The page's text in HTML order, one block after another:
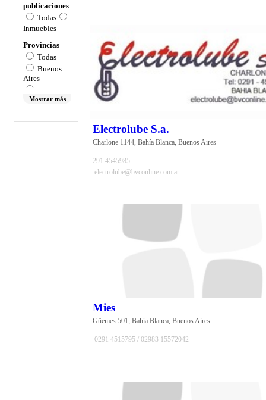
publicaciones
Todas
Inmuebles
Provincias
Todas
Buenos
Aires
Chubut
Río
Córdoba
Mostrar más
Electrolube S.a.
Charlone 1144, Bahía Blanca, Buenos Aires
291 4545985
electrolube@bvconline.com.ar
Mies
Güemes 501, Bahía Blanca, Buenos Aires
0291 4515795 / 02983 15572042